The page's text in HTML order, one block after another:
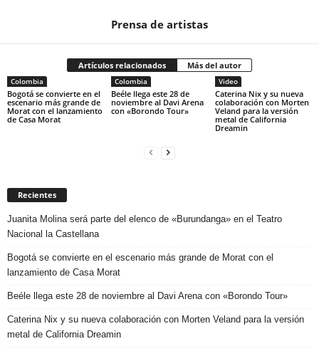
Prensa de artistas
Artículos relacionados Más del autor
Colombia
Bogotá se convierte en el
escenario más grande de
Morat con el lanzamiento
de Casa Morat
Colombia
Beéle llega este 28 de
noviembre al Davi Arena
con «Borondo Tour»
Video
Caterina Nix y su nueva
colaboración con Morten
Veland para la versión
metal de California
Dreamin
Recientes
Juanita Molina será parte del elenco de «Burundanga» en el Teatro
Nacional la Castellana
Bogotá se convierte en el escenario más grande de Morat con el
lanzamiento de Casa Morat
Beéle llega este 28 de noviembre al Davi Arena con «Borondo Tour»
Caterina Nix y su nueva colaboración con Morten Veland para la versión
metal de California Dreamin